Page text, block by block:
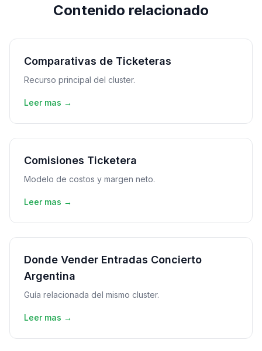
Contenido relacionado
Comparativas de Ticketeras
Recurso principal del cluster.
Leer mas →
Comisiones Ticketera
Modelo de costos y margen neto.
Leer mas →
Donde Vender Entradas Concierto
Argentina
Guía relacionada del mismo cluster.
Leer mas →